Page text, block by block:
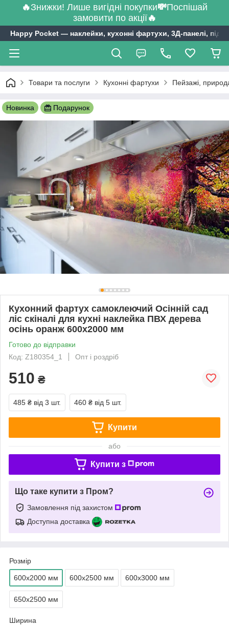
🔥Знижки! Лише вигідні покупки💸Поспішай
замовити по акції🔥
Happy Pocket ― наклейки, кухонні фартухи, 3Д-панелі,
Товари та послуги Кухонні фартухи Пейзажі,
Новинка Подарунок
Кухонний фартух самоклеючий Осінній сад
ліс скіналі для кухні наклейка ПВХ дерева
осінь оранж 600х2000 мм
Готово до відправки
Код: Z180354_1
Опт і роздріб
510 ₴
485 ₴ від 3 шт. 460 ₴ від 5 шт.
Купити
або
Купити з
Що таке купити з Пром?
Замовлення під захистом
Доступна доставка
Розмір
600х2000 мм 600х2500 мм 600х3000 мм
650х2500 мм
Ширина